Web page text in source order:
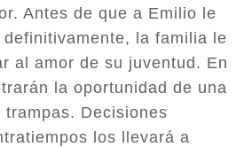
Antes de que a Emilio le
la familia le
al amor de su juventud. En
la oportunidad de una
Decisiones
los llevará a